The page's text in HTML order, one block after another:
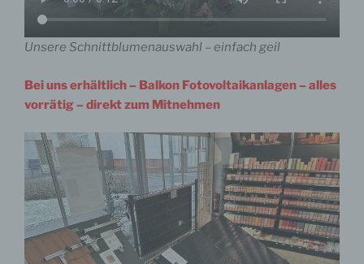
Unsere Schnittblumenauswahl – einfach geil
Bei uns erhältlich – Balkon Fotovoltaikanlagen – alles
vorrätig – direkt zum Mitnehmen